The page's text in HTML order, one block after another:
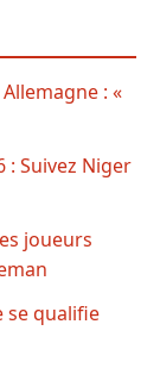
: «
: Suivez Niger
joueurs
se qualifie